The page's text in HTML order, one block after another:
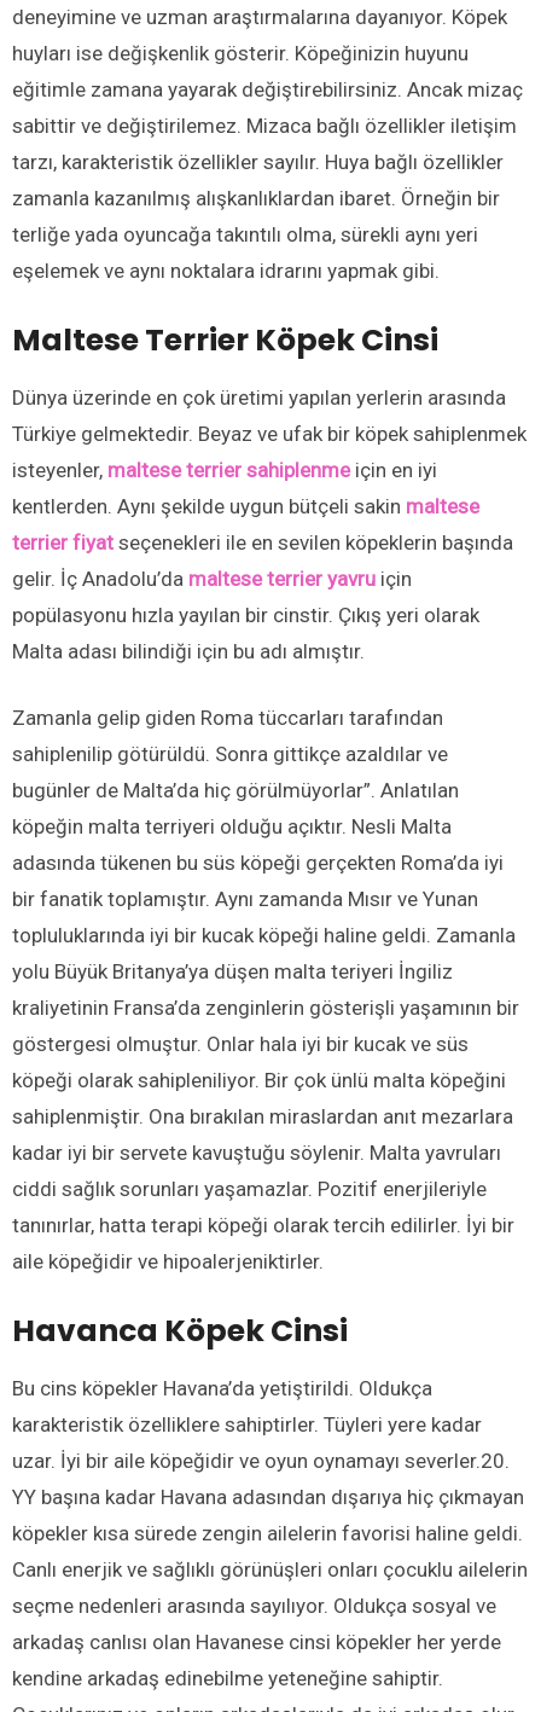
deneyimine ve uzman araştırmalarına dayanıyor. Köpek
huyları ise değişkenlik gösterir. Köpeğinizin huyunu
eğitimle zamana yayarak değiştirebilirsiniz. Ancak mizaç
sabittir ve değiştirilemez. Mizaca bağlı özellikler iletişim
tarzı, karakteristik özellikler sayılır. Huya bağlı özellikler
zamanla kazanılmış alışkanlıklardan ibaret. Örneğin bir
terliğe yada oyuncağa takıntılı olma, sürekli aynı yeri
eşelemek ve aynı noktalara idrarını yapmak gibi.
Maltese Terrier Köpek Cinsi
Dünya üzerinde en çok üretimi yapılan yerlerin arasında
Türkiye gelmektedir. Beyaz ve ufak bir köpek sahiplenmek
isteyenler, maltese terrier sahiplenme için en iyi
kentlerden. Aynı şekilde uygun bütçeli sakin maltese
terrier fiyat seçenekleri ile en sevilen köpeklerin başında
gelir. İç Anadolu’da maltese terrier yavru için
popülasyonu hızla yayılan bir cinstir. Çıkış yeri olarak
Malta adası bilindiği için bu adı almıştır.
Zamanla gelip giden Roma tüccarları tarafından
sahiplenilip götürüldü. Sonra gittikçe azaldılar ve
bugünler de Malta’da hiç görülmüyorlar”. Anlatılan
köpeğin malta terriyeri olduğu açıktır. Nesli Malta
adasında tükenen bu süs köpeği gerçekten Roma’da iyi
bir fanatik toplamıştır. Aynı zamanda Mısır ve Yunan
topluluklarında iyi bir kucak köpeği haline geldi. Zamanla
yolu Büyük Britanya’ya düşen malta teriyeri İngiliz
kraliyetinin Fransa’da zenginlerin gösterişli yaşamının bir
göstergesi olmuştur. Onlar hala iyi bir kucak ve süs
köpeği olarak sahipleniliyor. Bir çok ünlü malta köpeğini
sahiplenmiştir. Ona bırakılan miraslardan anıt mezarlara
kadar iyi bir servete kavuştuğu söylenir. Malta yavruları
ciddi sağlık sorunları yaşamazlar. Pozitif enerjileriyle
tanınırlar, hatta terapi köpeği olarak tercih edilirler. İyi bir
aile köpeğidir ve hipoalerjeniktirler.
Havanca Köpek Cinsi
Bu cins köpekler Havana’da yetiştirildi. Oldukça
karakteristik özelliklere sahiptirler. Tüyleri yere kadar
uzar. İyi bir aile köpeğidir ve oyun oynamayı severler.20.
YY başına kadar Havana adasından dışarıya hiç çıkmayan
köpekler kısa sürede zengin ailelerin favorisi haline geldi.
Canlı enerjik ve sağlıklı görünüşleri onları çocuklu ailelerin
seçme nedenleri arasında sayılıyor. Oldukça sosyal ve
arkadaş canlısı olan Havanese cinsi köpekler her yerde
kendine arkadaş edinebilme yeteneğine sahiptir.